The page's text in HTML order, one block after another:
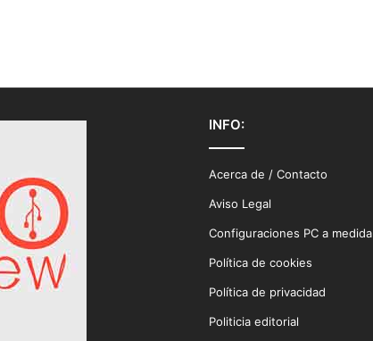
INFO:
Acerca de / Contacto
Aviso Legal
Configuraciones PC a medida
Política de cookies
Política de privacidad
Politicia editorial